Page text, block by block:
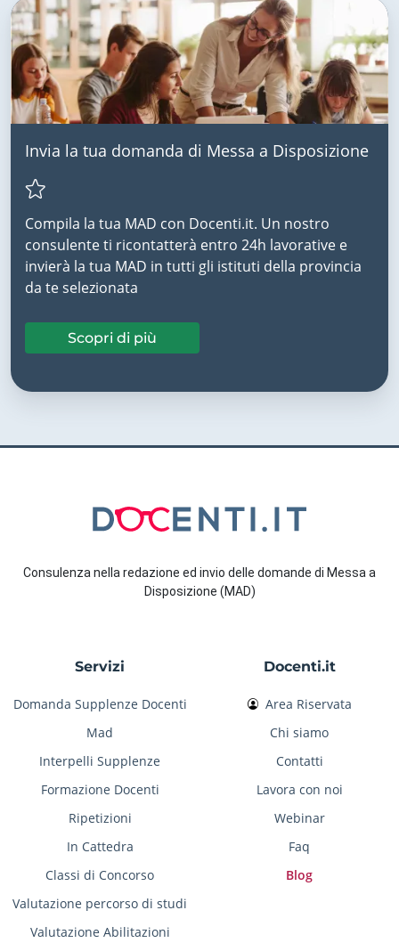
Invia la tua domanda di Messa a Disposizione
Compila la tua MAD con Docenti.it. Un nostro
consulente ti ricontatterà entro 24h lavorative e
invierà la tua MAD in tutti gli istituti della provincia
da te selezionata
Scopri di più
Consulenza nella redazione ed invio delle domande di Messa a
Disposizione (MAD)
Servizi
Domanda Supplenze Docenti
Mad
Interpelli Supplenze
Formazione Docenti
Ripetizioni
In Cattedra
Classi di Concorso
Valutazione percorso di studi
Valutazione Abilitazioni
Docenti.it
Area Riservata
Chi siamo
Contatti
Lavora con noi
Webinar
Faq
Blog